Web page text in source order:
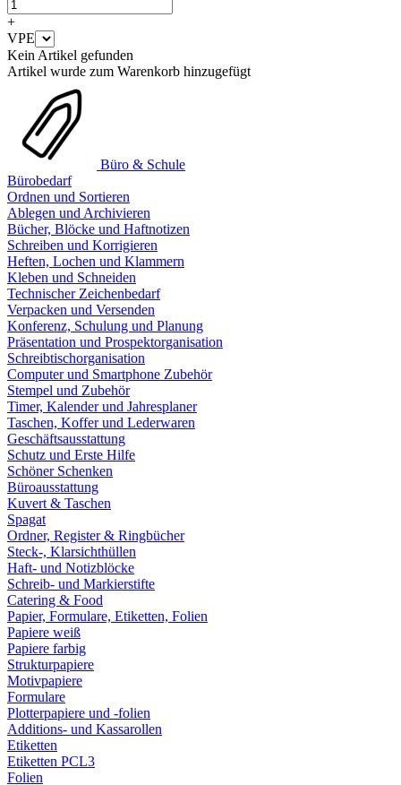
+
VPE
Kein Artikel gefunden
Artikel wurde zum Warenkorb hinzugefügt
Büro & Schule
Bürobedarf
Ordnen und Sortieren
Ablegen und Archivieren
Bücher, Blöcke und Haftnotizen
Schreiben und Korrigieren
Heften, Lochen und Klammern
Kleben und Schneiden
Technischer Zeichenbedarf
Verpacken und Versenden
Konferenz, Schulung und Planung
Präsentation und Prospektorganisation
Schreibtischorganisation
Computer und Smartphone Zubehör
Stempel und Zubehör
Timer, Kalender und Jahresplaner
Taschen, Koffer und Lederwaren
Geschäftsausstattung
Schutz und Erste Hilfe
Schöner Schenken
Büroausstattung
Kuvert & Taschen
Spagat
Ordner, Register & Ringbücher
Steck-, Klarsichthüllen
Haft- und Notizblöcke
Schreib- und Markierstifte
Catering & Food
Papier, Formulare, Etiketten, Folien
Papiere weiß
Papiere farbig
Strukturpapiere
Motivpapiere
Formulare
Plotterpapiere und -folien
Additions- und Kassarollen
Etiketten
Etiketten PCL3
Folien